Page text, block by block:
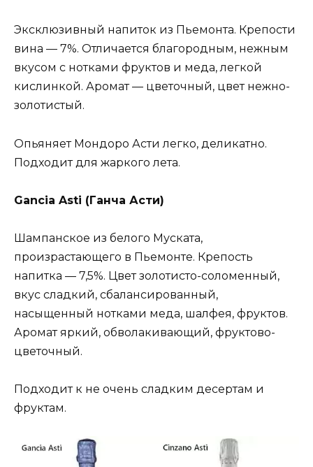
Эксклюзивный напиток из Пьемонта. Крепости
вина — 7%. Отличается благородным, нежным
вкусом с нотками фруктов и меда, легкой
кислинкой. Аромат — цветочный, цвет нежно-
золотистый.
Опьяняет Мондоро Асти легко, деликатно.
Подходит для жаркого лета.
Gancia Asti (Ганча Асти)
Шампанское из белого Муската,
произрастающего в Пьемонте. Крепость
напитка — 7,5%. Цвет золотисто-соломенный,
вкус сладкий, сбалансированный,
насыщенный нотками меда, шалфея, фруктов.
Аромат яркий, обволакивающий, фруктово-
цветочный.
Подходит к не очень сладким десертам и
фруктам.